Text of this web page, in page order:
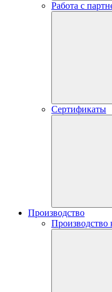
Работа с
Сертификаты
Производство
Производство